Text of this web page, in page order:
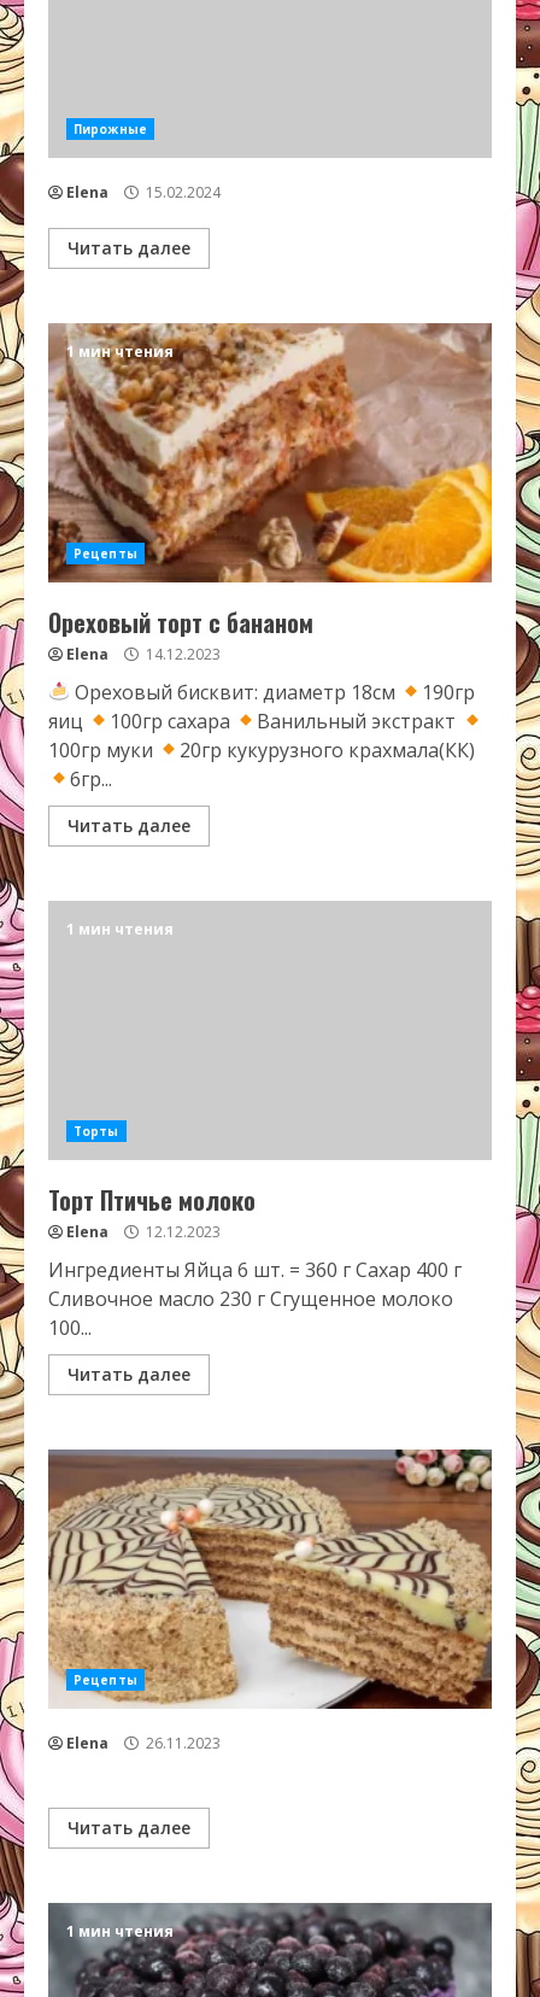
Пирожные
Elena 15.02.2024
Читать далее
1 мин чтения
Рецепты
Ореховый торт с бананом
Elena 14.12.2023
Ореховый бисквит: диаметр 18см
190гр
яиц
100гр сахара
Ванильный экстракт
100гр муки
20гр кукурузного крахмала(КК)
6гр...
Читать далее
1 мин чтения
Торты
Торт Птичье молоко
Elena 12.12.2023
Ингредиенты Яйца 6 шт. = 360 г Сахар 400 г
Сливочное масло 230 г Сгущенное молоко
100...
Читать далее
Рецепты
Elena 26.11.2023
Читать далее
1 мин чтения